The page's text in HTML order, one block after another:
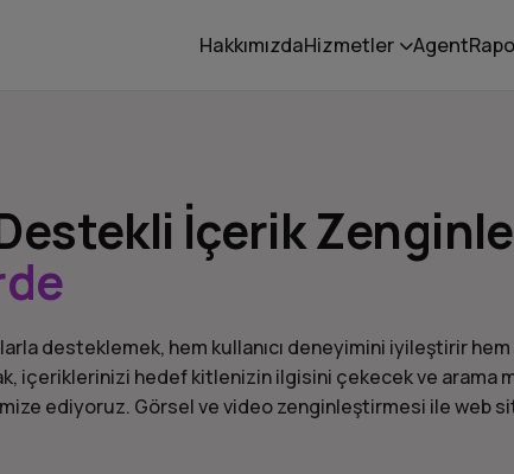
HakkımızdaHizmetler Agent
İçerik
desteklemek, hem kullanıcı deneyimini iyileştirir hem
içeriklerinizi hedef kitlenizin ilgisini çekecek ve arama
ediyoruz. Görsel ve video zenginleştirmesi ile web